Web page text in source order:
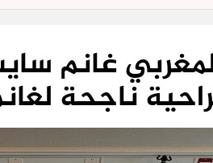
غانم
ناجحة